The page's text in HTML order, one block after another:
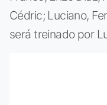
Cédric; Luciano,
será treinado por